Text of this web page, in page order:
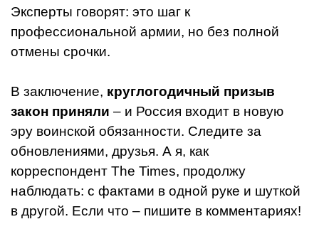
Эксперты говорят: это шаг к
профессиональной армии, но без полной
отмены срочки.
В заключение, круглогодичный призыв
закон приняли – и Россия входит в новую
эру воинской обязанности. Следите за
обновлениями, друзья. А я, как
корреспондент The Times, продолжу
наблюдать: с фактами в одной руке и шуткой
в другой. Если что – пишите в комментариях!